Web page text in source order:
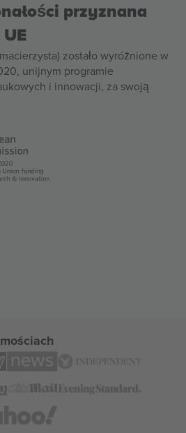
przyznana
zostało wyróżnione w
unijnym programie
i innowacji, za swoją